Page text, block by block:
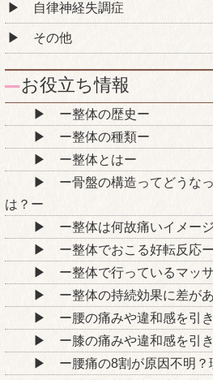
自律神経失調症
その他
お役立ち情報
ー整体の歴史ー
ー整体の種類ー
ー整体とはー
ー骨盤の構造ってどうな
は？ー
ー整体は何故痛いイメー
ー整体でおこる好転反応ー
ー整体で行っているマッ
ー整体の持続効果に差が
ー腰の痛みや違和感を引
ー膝の痛みや違和感を引
ー腰痛の8割が原因不明